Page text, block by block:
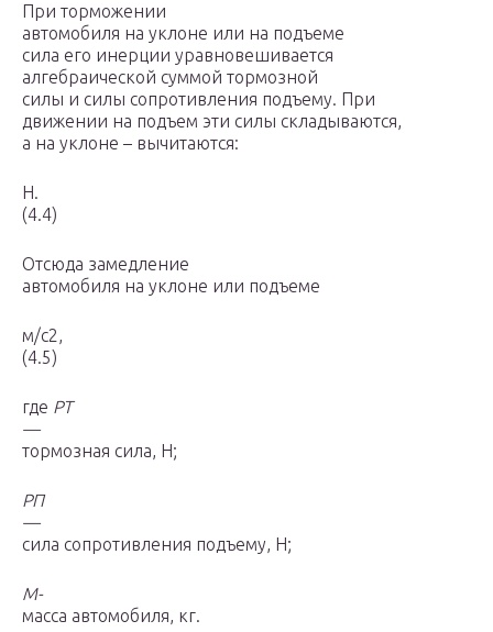
При торможении
автомобиля на уклоне или на подъеме
сила его инерции уравновешивается
алгебраической суммой тор­мозной
силы и силы сопротивления подъему. При
движении на подъем эти силы складываются,
а на уклоне – вычитаются:
Н.
(4.4)
Отсюда замедление
автомобиля на уклоне или подъеме
м/с2,
(4.5)
где РТ
—
тормозная сила, Н;
РП
—
сила сопротивления подъему, Н;
М-
масса автомобиля, кг.